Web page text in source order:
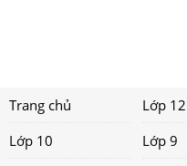
Trang chủ Lớp 12
Lớp 10
Lớp 9